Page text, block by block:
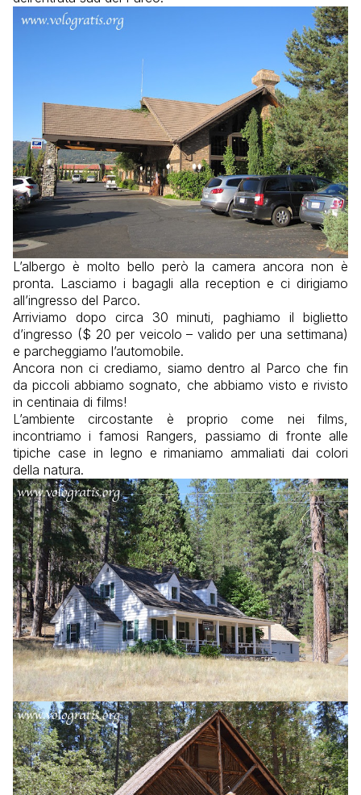
L’albergo è molto bello però la camera ancora non è
pronta. Lasciamo i bagagli alla reception e ci dirigiamo
all’ingresso del Parco.
Arriviamo dopo circa 30 minuti, paghiamo il biglietto
d’ingresso ($ 20 per veicolo – valido per una settimana)
e parcheggiamo l’automobile.
Ancora non ci crediamo, siamo dentro al Parco che fin
da piccoli abbiamo sognato, che abbiamo visto e rivisto
in centinaia di films!
L’ambiente circostante è proprio come nei films,
incontriamo i famosi Rangers, passiamo di fronte alle
tipiche case in legno e rimaniamo ammaliati dai colori
della natura.